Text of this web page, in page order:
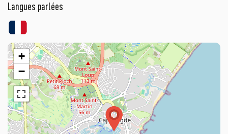
Langues parlées
+
−